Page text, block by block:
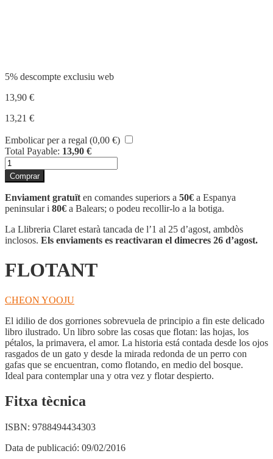
5% descompte exclusiu web
13,90 €
13,21 €
Embolicar per a regal (0,00 €)
Total Payable: 13,90 €
quantitat
de
FLOTANT
Comprar
Enviament gratuït en comandes superiors a 50€ a Espanya
peninsular i 80€ a Balears; o podeu recollir-lo a la botiga.
La Llibreria Claret estarà tancada de l’1 al 25 d’agost, ambdòs
inclosos. Els enviaments es reactivaran el dimecres 26 d’agost.
FLOTANT
CHEON YOOJU
El idilio de dos gorriones sobrevuela de principio a fin este delicado
libro ilustrado. Un libro sobre las cosas que flotan: las hojas, los
pétalos, la primavera, el amor. La historia está contada desde los ojos
rasgados de un gato y desde la mirada redonda de un perro con
gafas que se encuentran, como flotando, en medio del bosque.
Ideal para contemplar una y otra vez y flotar despierto.
Fitxa tècnica
ISBN: 9788494434303
Data de publicació: 09/02/2016